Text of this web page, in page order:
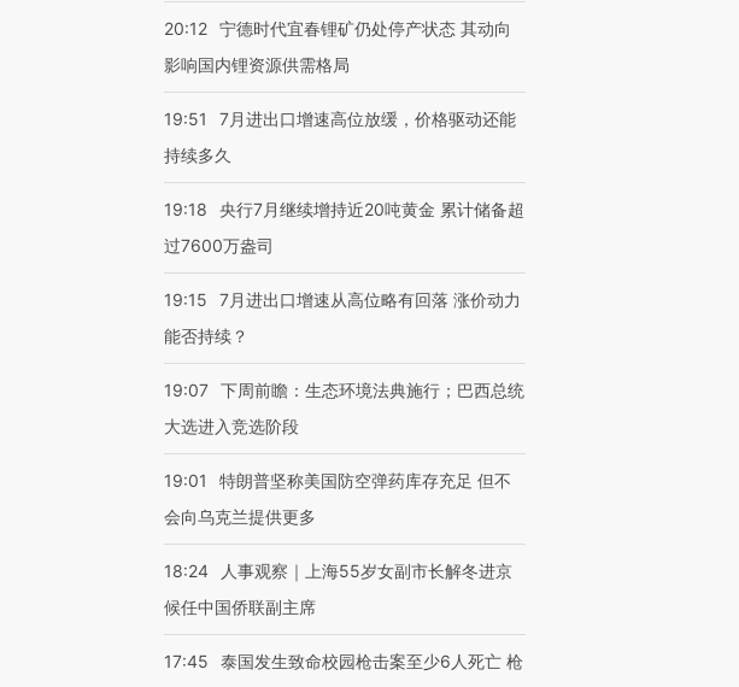
20:12 宁德时代宜春锂矿仍处停产状态 其动向
影响国内锂资源供需格局
19:51
7月进出口增速高位放缓，价格驱动还能
持续多久
19:18
央行7月继续增持近20吨黄金 累计储备超
过7600万盎司
19:15
7月进出口增速从高位略有回落 涨价动力
能否持续？
19:07 下周前瞻：生态环境法典施行；巴西总统
大选进入竞选阶段
19:01
特朗普坚称美国防空弹药库存充足 但不
会向乌克兰提供更多
18:24
人事观察｜上海55岁女副市长解冬进京
候任中国侨联副主席
17:45 泰国发生致命校园枪击案至少6人死亡 枪